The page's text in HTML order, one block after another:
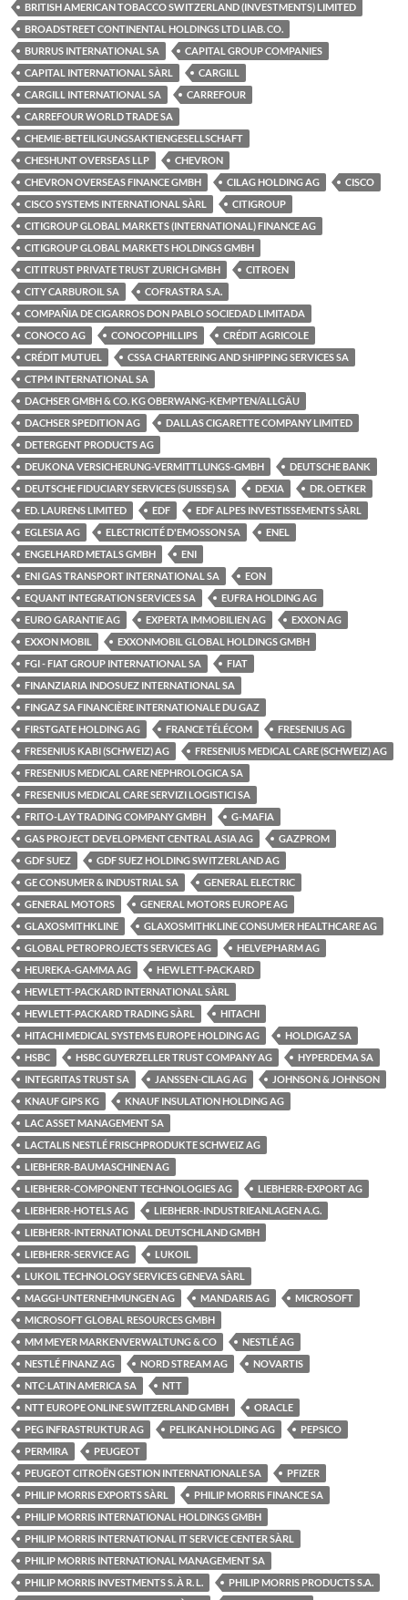
BRITISH AMERICAN TOBACCO SWITZERLAND (INVESTMENTS) LIMITED
BROADSTREET CONTINENTAL HOLDINGS LTD LIAB. CO.
BURRUS INTERNATIONAL SA
CAPITAL GROUP COMPANIES
CAPITAL INTERNATIONAL SÀRL
CARGILL
CARGILL INTERNATIONAL SA
CARREFOUR
CARREFOUR WORLD TRADE SA
CHEMIE-BETEILIGUNGSAKTIENGESELLSCHAFT
CHESHUNT OVERSEAS LLP
CHEVRON
CHEVRON OVERSEAS FINANCE GMBH
CILAG HOLDING AG
CISCO
CISCO SYSTEMS INTERNATIONAL SÀRL
CITIGROUP
CITIGROUP GLOBAL MARKETS (INTERNATIONAL) FINANCE AG
CITIGROUP GLOBAL MARKETS HOLDINGS GMBH
CITITRUST PRIVATE TRUST ZURICH GMBH
CITROEN
CITY CARBUROIL SA
COFRASTRA S.A.
COMPAÑIA DE CIGARROS DON PABLO SOCIEDAD LIMITADA
CONOCO AG
CONOCOPHILLIPS
CRÉDIT AGRICOLE
CRÉDIT MUTUEL
CSSA CHARTERING AND SHIPPING SERVICES SA
CTPM INTERNATIONAL SA
DACHSER GMBH & CO. KG OBERWANG-KEMPTEN/ALLGÄU
DACHSER SPEDITION AG
DALLAS CIGARETTE COMPANY LIMITED
DETERGENT PRODUCTS AG
DEUKONA VERSICHERUNG-VERMITTLUNGS-GMBH
DEUTSCHE BANK
DEUTSCHE FIDUCIARY SERVICES (SUISSE) SA
DEXIA
DR. OETKER
ED. LAURENS LIMITED
EDF
EDF ALPES INVESTISSEMENTS SÀRL
EGLESIA AG
ELECTRICITÉ D'EMOSSON SA
ENEL
ENGELHARD METALS GMBH
ENI
ENI GAS TRANSPORT INTERNATIONAL SA
EON
EQUANT INTEGRATION SERVICES SA
EUFRA HOLDING AG
EURO GARANTIE AG
EXPERTA IMMOBILIEN AG
EXXON AG
EXXON MOBIL
EXXONMOBIL GLOBAL HOLDINGS GMBH
FGI - FIAT GROUP INTERNATIONAL SA
FIAT
FINANZIARIA INDOSUEZ INTERNATIONAL SA
FINGAZ SA FINANCIÈRE INTERNATIONALE DU GAZ
FIRSTGATE HOLDING AG
FRANCE TÉLÉCOM
FRESENIUS AG
FRESENIUS KABI (SCHWEIZ) AG
FRESENIUS MEDICAL CARE (SCHWEIZ) AG
FRESENIUS MEDICAL CARE NEPHROLOGICA SA
FRESENIUS MEDICAL CARE SERVIZI LOGISTICI SA
FRITO-LAY TRADING COMPANY GMBH
G-MAFIA
GAS PROJECT DEVELOPMENT CENTRAL ASIA AG
GAZPROM
GDF SUEZ
GDF SUEZ HOLDING SWITZERLAND AG
GE CONSUMER & INDUSTRIAL SA
GENERAL ELECTRIC
GENERAL MOTORS
GENERAL MOTORS EUROPE AG
GLAXOSMITHKLINE
GLAXOSMITHKLINE CONSUMER HEALTHCARE AG
GLOBAL PETROPROJECTS SERVICES AG
HELVEPHARM AG
HEUREKA-GAMMA AG
HEWLETT-PACKARD
HEWLETT-PACKARD INTERNATIONAL SÀRL
HEWLETT-PACKARD TRADING SÀRL
HITACHI
HITACHI MEDICAL SYSTEMS EUROPE HOLDING AG
HOLDIGAZ SA
HSBC
HSBC GUYERZELLER TRUST COMPANY AG
HYPERDEMA SA
INTEGRITAS TRUST SA
JANSSEN-CILAG AG
JOHNSON & JOHNSON
KNAUF GIPS KG
KNAUF INSULATION HOLDING AG
LAC ASSET MANAGEMENT SA
LACTALIS NESTLÉ FRISCHPRODUKTE SCHWEIZ AG
LIEBHERR-BAUMASCHINEN AG
LIEBHERR-COMPONENT TECHNOLOGIES AG
LIEBHERR-EXPORT AG
LIEBHERR-HOTELS AG
LIEBHERR-INDUSTRIEANLAGEN A.G.
LIEBHERR-INTERNATIONAL DEUTSCHLAND GMBH
LIEBHERR-SERVICE AG
LUKOIL
LUKOIL TECHNOLOGY SERVICES GENEVA SÀRL
MAGGI-UNTERNEHMUNGEN AG
MANDARIS AG
MICROSOFT
MICROSOFT GLOBAL RESOURCES GMBH
MM MEYER MARKENVERWALTUNG & CO
NESTLÉ AG
NESTLÉ FINANZ AG
NORD STREAM AG
NOVARTIS
NTC-LATIN AMERICA SA
NTT
NTT EUROPE ONLINE SWITZERLAND GMBH
ORACLE
PEG INFRASTRUKTUR AG
PELIKAN HOLDING AG
PEPSICO
PERMIRA
PEUGEOT
PEUGEOT CITROËN GESTION INTERNATIONALE SA
PFIZER
PHILIP MORRIS EXPORTS SÀRL
PHILIP MORRIS FINANCE SA
PHILIP MORRIS INTERNATIONAL HOLDINGS GMBH
PHILIP MORRIS INTERNATIONAL IT SERVICE CENTER SÀRL
PHILIP MORRIS INTERNATIONAL MANAGEMENT SA
PHILIP MORRIS INVESTMENTS S. À R. L.
PHILIP MORRIS PRODUCTS S.A.